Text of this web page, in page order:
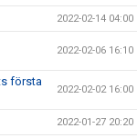
2022-02-14 04:00
2022-02-06 16:10
första
2022-02-02 16:00
2022-01-27 20:20